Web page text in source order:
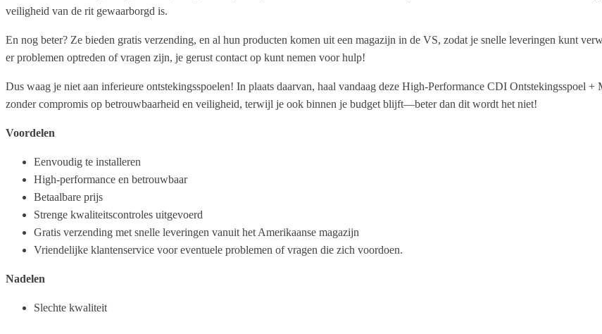
veiligheid van de rit gewaarborgd is.
En nog beter? Ze bieden gratis verzending, en al hun producten komen uit een magazijn in de VS, zodat je snelle leveringen kunt
er problemen optreden of vragen zijn, je gerust contact op kunt nemen voor hulp!
Dus waag je niet aan inferieure ontstekingsspoelen! In plaats daarvan, haal vandaag deze High-Performance CDI Ontstekingsspoel
zonder compromis op betrouwbaarheid en veiligheid, terwijl je ook binnen je budget blijft—beter dan dit wordt het niet!
Voordelen
Eenvoudig te installeren
High-performance en betrouwbaar
Betaalbare prijs
Strenge kwaliteitscontroles uitgevoerd
Gratis verzending met snelle leveringen vanuit het Amerikaanse magazijn
Vriendelijke klantenservice voor eventuele problemen of vragen die zich voordoen.
Nadelen
Slechte kwaliteit